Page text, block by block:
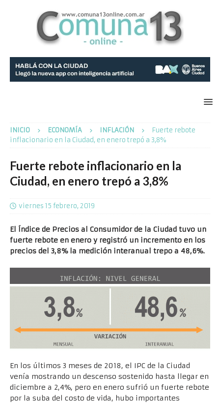
INICIO ECONOMÍA INFLACIÓN
Fuerte rebote
inflacionario en la Ciudad, en enero trepó a 3,8%
Fuerte rebote inflacionario en la
Ciudad, en enero trepó a 3,8%
viernes 15 febrero, 2019
El Índice de Precios al Consumidor de la Ciudad tuvo un
fuerte rebote en enero y registró un incremento en los
precios del 3,8% la medición interanual trepo a 48,6%.
En los últimos 3 meses de 2018, el IPC de la Ciudad
venía mostrando un descenso sostenido hasta llegar en
diciembre a 2,4%, pero en enero sufrió un fuerte rebote
por la suba del costo de vida, hubo importantes